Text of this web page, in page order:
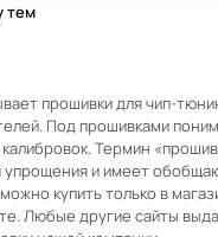
тем
прошивки для чип-
Под прошивками
Термин
упрощения и имеет
купить только в
Любые другие сайты